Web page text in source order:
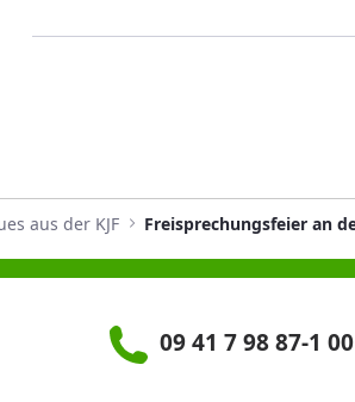
aus der KJF
09 41 7 98 87-1 00